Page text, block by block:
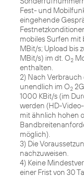
Fest- und
eingehende
mobiles Surfen mit
MBit/s; Upload bis
MBit/s) im dt. O2
enthalten.
2) Nach
unendlich im O2
1000 KBit/s (im
werden (HD-
mit ähnlich hohen
möglich).
3) Die
nachzuweisen.
4) Keine
einer Frist von 30